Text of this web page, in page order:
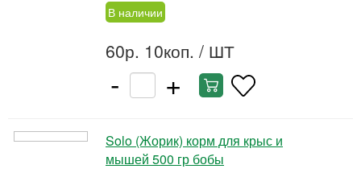
В наличии
60р. 10коп. / ШТ
- +
Solo (Жорик) корм для крыс и
мышей 500 гр бобы